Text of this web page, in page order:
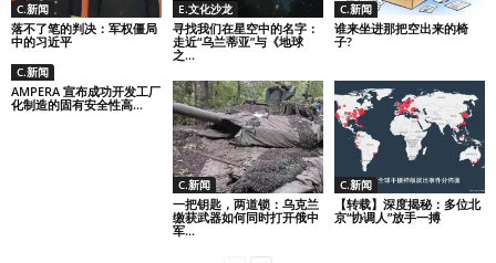
C.新闻
落不了笔的判决：军权僵局
中的习近平
E.文化沙龙
寻找我们在星空中的名字：
走近“乌兰蒂亚”与《地球
之...
C.新闻
谁来坐进那把空出来的椅
子?
C.新闻
AMPERA 宣布成功开发工厂
化制造的固有安全性高...
C.新闻
一把钥匙，两道锁：乌克兰
缴获武器如何同时打开俄中
军...
C.新闻
【转载】深度揭秘：多位北
京“协调人”放手一搏